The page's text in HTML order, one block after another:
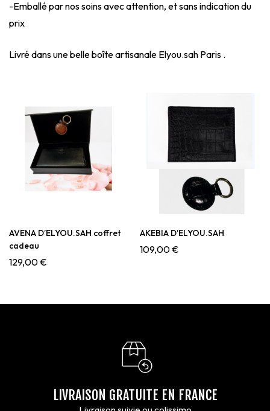
-Emballé par nos soins avec attention, et sans indication du
prix
Livré dans une belle boîte artisanale Elyou.sah Paris .
AVENA D’ELYOU.SAH coffret
cadeau
129,00€
AKEBIA D’ELYOU.SAH
109,00€
LIVRAISON GRATUITE EN FRANCE